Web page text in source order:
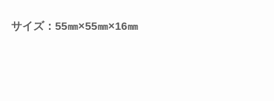
サイズ：55㎜×55㎜×16㎜